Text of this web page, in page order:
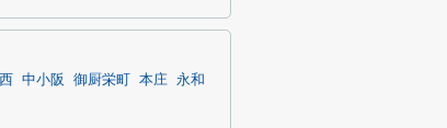
中小阪 御厨栄町 本庄 永和